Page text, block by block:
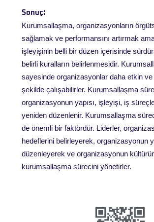
Sonuç:
Kurumsallaşma, organizasyonların
sağlamak ve performansını artırmak
işleyişinin belli bir düzen içerisinde
belirli kuralların belirlenmesidir.
sayesinde organizasyonlar daha etkin
şekilde çalışabilirler. Kurumsallaşma
organizasyonun yapısı, işleyişi, iş
yeniden düzenlenir. Kurumsallaşma
de önemli bir faktördür. Liderler,
hedeflerini belirleyerek, organizasyonun
düzenleyerek ve organizasyonun
kurumsallaşma sürecini yönetirler.